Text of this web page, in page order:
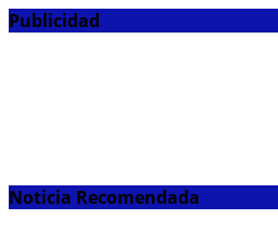
Publicidad
Noticia Recomendada